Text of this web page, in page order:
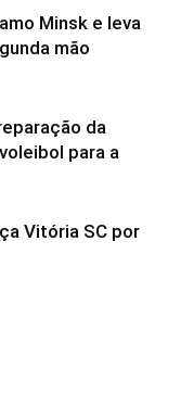
Minsk e leva
mão
da
para a
Vitória SC por